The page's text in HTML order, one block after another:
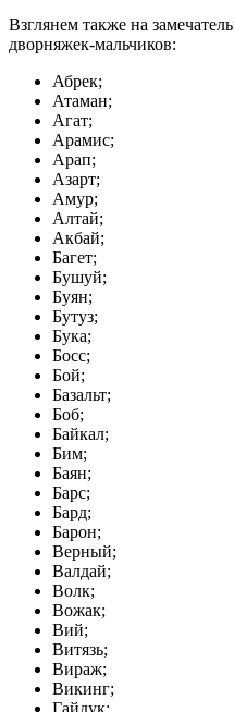
Взглянем также на
дворняжек-мальчиков:
Абрек;
Атаман;
Агат;
Арамис;
Арап;
Азарт;
Амур;
Алтай;
Акбай;
Багет;
Бушуй;
Буян;
Бутуз;
Бука;
Босс;
Бой;
Базальт;
Боб;
Байкал;
Бим;
Баян;
Барс;
Бард;
Барон;
Верный;
Валдай;
Волк;
Вожак;
Вий;
Витязь;
Вираж;
Викинг;